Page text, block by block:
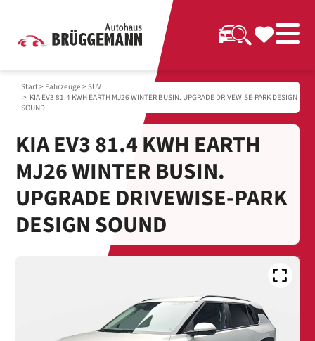
Start> Fahrzeuge > SUV
> KIA EV3 81.4 KWH EARTH MJ26 WINTER BUSIN. UPGRADE DRIVEWISE-PARK DESIGN
SOUND
KIA EV3 81.4 KWH EARTH
MJ26 WINTER BUSIN.
UPGRADE DRIVEWISE-PARK
DESIGN SOUND